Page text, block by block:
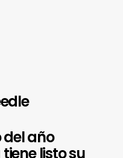
del año
listo su